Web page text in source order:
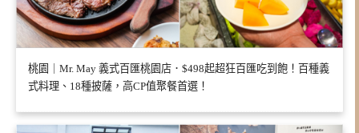
桃園｜Mr. May 義式百匯桃園店．$498起超狂百匯吃到飽！百種義
式料理、18種披薩，高CP值聚餐首選！